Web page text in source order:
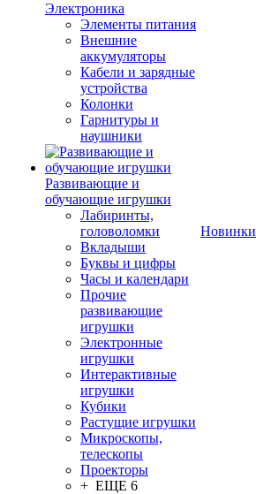
Электроника
Элементы питания
Внешние
аккумуляторы
Кабели и зарядные
устройства
Колонки
Гарнитуры и
наушники
Развивающие и
обучающие игрушки
Лабиринты,
головоломки
Вкладыши
Буквы и цифры
Часы и календари
Прочие
развивающие
игрушки
Электронные
игрушки
Интерактивные
игрушки
Кубики
Растущие игрушки
Микроскопы,
телескопы
Проекторы
+ ЕЩЕ 6
Новинки